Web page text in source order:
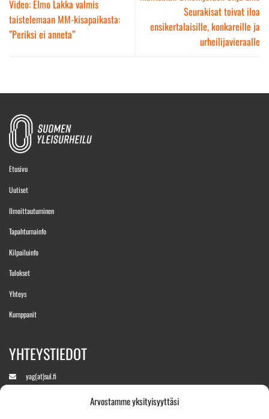
Arvostamme yksityisyyttäsi
Video: Elmo Lakka valmis
taistelemaan MM-kisapaikasta:
”Periksi ei anneta”
Seurakisat toivat iloa
ensikertalaisille, konkareille ja
urheilijavieraalle
Etusivu
Uutiset
Ilmoittautuminen
Tapahtumainfo
Kilpailuinfo
Tulokset
Yhteys
Kumppanit
YHTEYSTIEDOT
yag(at)sul.fi